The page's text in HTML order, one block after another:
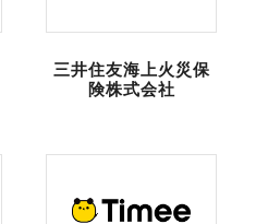
三井住友海上火災保
険株式会社